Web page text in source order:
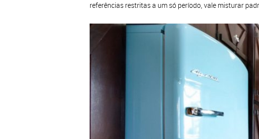
referências restritas a um só período, vale misturar